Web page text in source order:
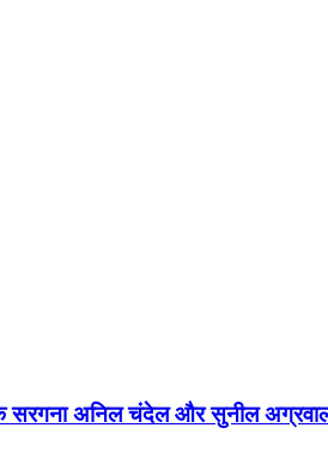
के सरगना अनिल चंदेल और सुनील अग्रवाल